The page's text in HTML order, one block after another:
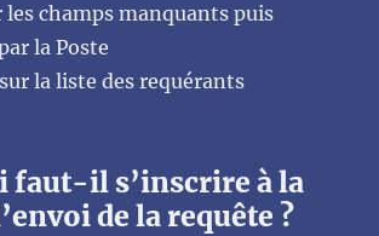
les champs manquants puis
la Poste
la liste des requérants
faut-il s’inscrire à la
de la requête ?